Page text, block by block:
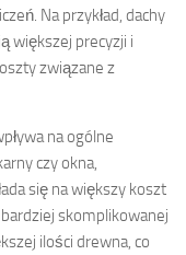
Na przykład, dachy
większej precyzji i
związane z
na ogólne
czy okna,
się na większy koszt
skomplikowanej
ilości drewna, co